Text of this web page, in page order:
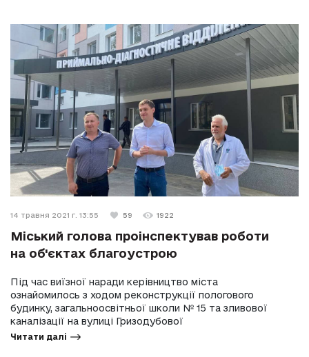
14 травня 2021 г. 13:55 59 1922
Міський голова проінспектував роботи
на об'єктах благоустрою
Під час виїзної наради керівництво міста
ознайомилось з ходом реконструкції пологового
будинку, загальноосвітньої школи № 15 та зливової
каналізації на вулиці Гризодубової
Читати далі